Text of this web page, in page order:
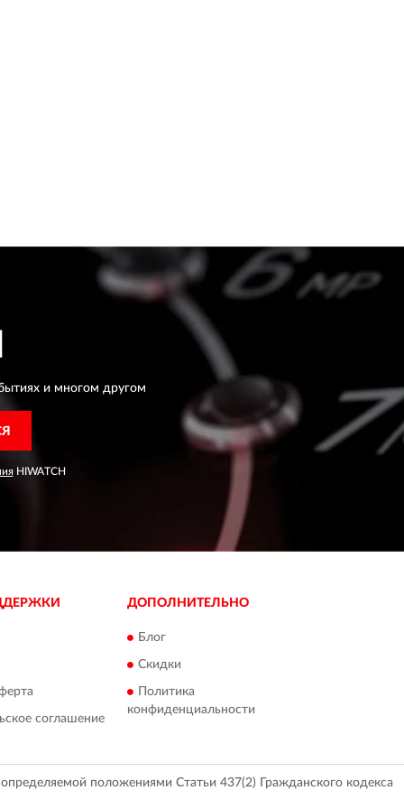
и многом другом
HIWATCH
соглашение
ДОПОЛНИТЕЛЬНО
Блог
Скидки
Политика
конфиденциальности
положениями Статьи 437(2) Гражданского кодекса